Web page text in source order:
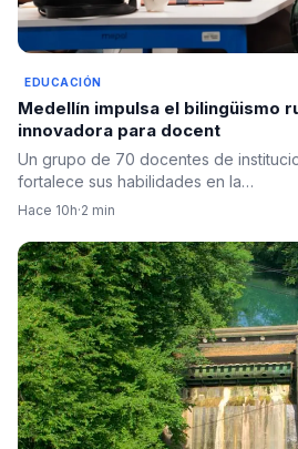
EDUCACIÓN
Medellín impulsa el bilingüismo
innovadora para docent
Un grupo de 70 docentes de
fortalece sus habilidades en la…
Hace 10h·2 min